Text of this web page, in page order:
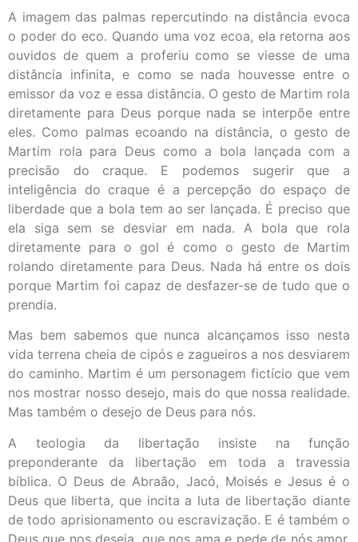
A imagem das palmas repercutindo na distância evoca
o poder do eco. Quando uma voz ecoa, ela retorna aos
ouvidos de quem a proferiu como se viesse de uma
distância infinita, e como se nada houvesse entre o
emissor da voz e essa distância. O gesto de Martim rola
diretamente para Deus porque nada se interpõe entre
eles. Como palmas ecoando na distância, o gesto de
Martim rola para Deus como a bola lançada com a
precisão do craque. E podemos sugerir que a
inteligência do craque é a percepção do espaço de
liberdade que a bola tem ao ser lançada. É preciso que
ela siga sem se desviar em nada. A bola que rola
diretamente para o gol é como o gesto de Martim
rolando diretamente para Deus. Nada há entre os dois
porque Martim foi capaz de desfazer-se de tudo que o
prendia.
Mas bem sabemos que nunca alcançamos isso nesta
vida terrena cheia de cipós e zagueiros a nos desviarem
do caminho. Martim é um personagem fictício que vem
nos mostrar nosso desejo, mais do que nossa realidade.
Mas também o desejo de Deus para nós.
A teologia da libertação insiste na função
preponderante da libertação em toda a travessia
bíblica. O Deus de Abraão, Jacó, Moisés e Jesus é o
Deus que liberta, que incita a luta de libertação diante
de todo aprisionamento ou escravização. E é também o
Deus que nos deseja, que nos ama e pede de nós amor.